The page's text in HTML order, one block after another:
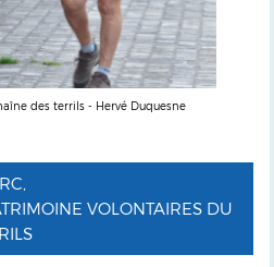
des terrils - Hervé Duquesne
VOLONTAIRES DU